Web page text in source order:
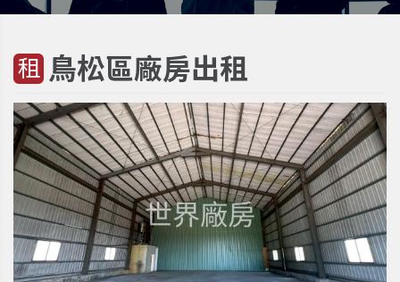
租 鳥松區廠房出租